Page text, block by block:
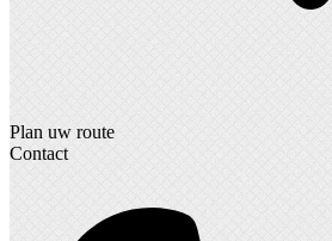
Plan uw route
Contact